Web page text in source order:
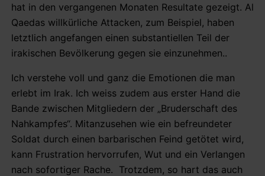
hat in den vergangenen Monaten Resultate gezeigt. Al
Qaedas willkürliche Attacken, zum Beispiel, haben
letztlich angefangen einen substantiellen Teil der
irakischen Bevölkerung gegen sie einzunehmen..
Ich verstehe voll und ganz die Emotionen die man
erlebt im Irak. Ich weiss zudem aus erster Hand die
Bande zwischen Mitgliedern der „Bruderschaft des
Nahkampfes“. Mitanzusehen wie ein befreundeter
Soldat durch einen barbarischen Feind getötet wird,
kann Frustration hervorrufen, Wut und ein Verlangen
nach sofortiger Rache. Trotzdem, so hart das auch